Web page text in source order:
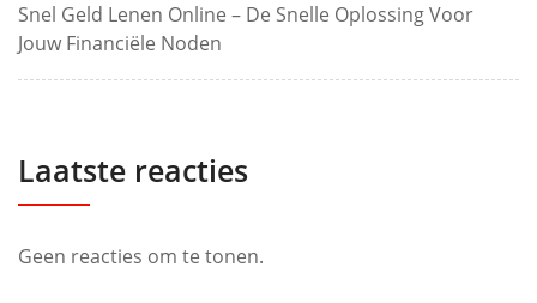
Snel Geld Lenen Online – De Snelle Oplossing Voor
Jouw Financiële Noden
Laatste reacties
Geen reacties om te tonen.